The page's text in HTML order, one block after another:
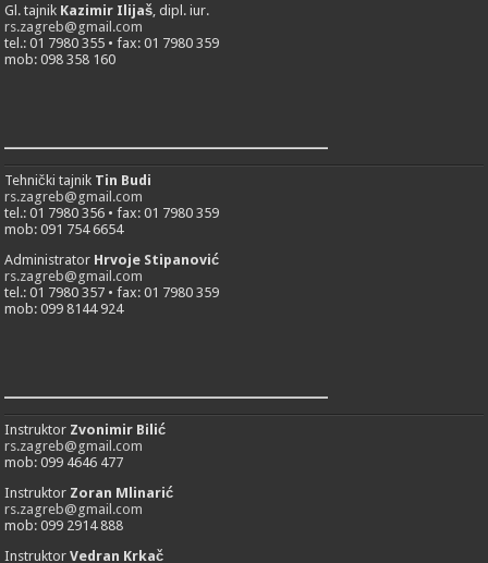
Gl. tajnik Kazimir Ilijaš , dipl. iur.
rs.zagreb@gmail.com
tel.: 01 7980 355 • fax: 01 7980 359
mob: 098 358 160
Tehnički tajnik Tin Budi
rs.zagreb@gmail.com
tel.: 01 7980 356 • fax: 01 7980 359
mob: 091 754 6654
Administrator Hrvoje Stipanović
rs.zagreb@gmail.com
tel.: 01 7980 357 • fax: 01 7980 359
mob: 099 8144 924
Instruktor Zvonimir Bilić
rs.zagreb@gmail.com
mob: 099 4646 477
Instruktor Zoran Mlinarić
rs.zagreb@gmail.com
mob: 099 2914 888
InstruktorVedran Krkač